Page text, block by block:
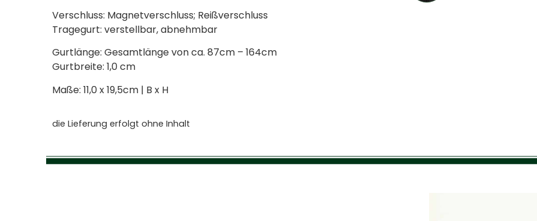
Verschluss: Magnetverschluss; Reißverschluss
Tragegurt: verstellbar, abnehmbar
Gurtlänge: Gesamtlänge von ca. 87cm – 164cm
Gurtbreite: 1,0 cm
Maße: 11,0 x 19,5cm | B x H
die Lieferung erfolgt ohne Inhalt